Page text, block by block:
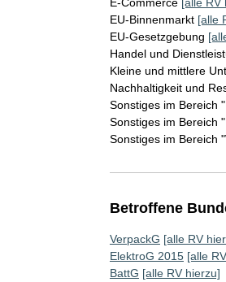
EU-Binnenmarkt [alle
EU-Gesetzgebung
Handel und
Kleine und mittlere
Nachhaltigkeit und
Sonstiges im Bereich
Sonstiges im Bereich
Sonstiges im Bereich
Betroffene
VerpackG [alle RV
ElektroG 2015 [alle
BattG [alle RV hierzu]